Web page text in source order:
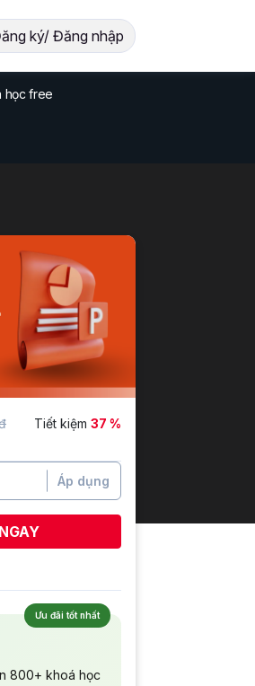
ký/ Đăng nhập
học free
Tiết kiệm 37 %
Áp dụng
Ưu đãi tốt nhất
800+ khoá học